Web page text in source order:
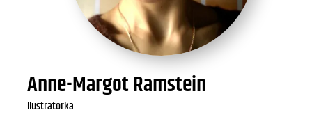
Anne-Margot Ramstein
Ilustratorka